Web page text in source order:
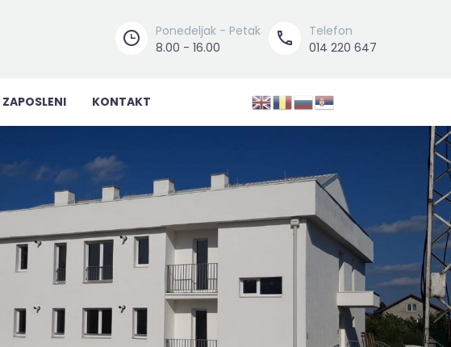


Ponedeljak - Petak
8.00 - 16.00


Telefon
014 220 647
ZAPOSLENI KONTAKT